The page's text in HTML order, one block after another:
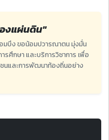
งแผ่นดิน"
มบึง ขอน้อมปวารณาตน มุ่งมั่น
กษา และบริการวิชาการ เพื่อ
นและการพัฒนาท้องถิ่นอย่าง